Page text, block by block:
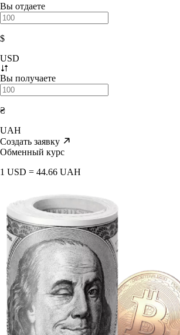
Вы отдаете
$
USD
Вы получаете
₴
UAH
Создать заявку
Обменный курс
1 USD = 44.66 UAH